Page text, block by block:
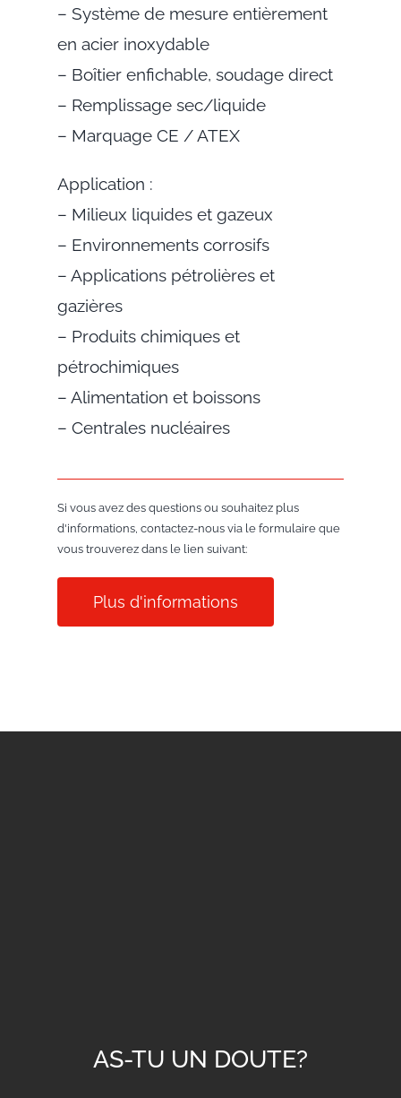
– Système de mesure entièrement
en acier inoxydable
– Boîtier enfichable, soudage direct
– Remplissage sec/liquide
– Marquage CE / ATEX
Application :
– Milieux liquides et gazeux
– Environnements corrosifs
– Applications pétrolières et
gazières
– Produits chimiques et
pétrochimiques
– Alimentation et boissons
– Centrales nucléaires
Si vous avez des questions ou souhaitez plus
d'informations, contactez-nous via le formulaire que
vous trouverez dans le lien suivant:
Plus d'informations
AS-TU UN DOUTE?